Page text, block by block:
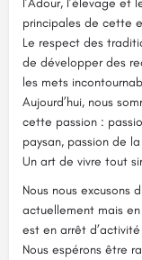
principales de cette
Le respect des
de développer des
les mets
Aujourd’hui, nous
cette passion :
paysan, passion de
Un art de vivre tout
Nous nous excusons
actuellement mais
est en arrêt
Nous espérons être